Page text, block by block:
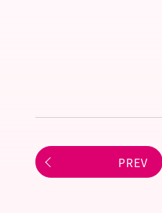
PREV